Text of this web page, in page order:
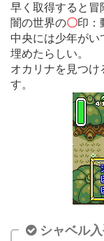
早く取得すると冒
闇の世界の〇印：
中央には少年が
埋めたらしい。
オカリナを見つけ
す。
シャベル